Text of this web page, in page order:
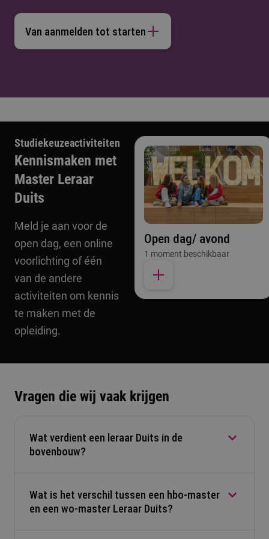
Van aanmelden tot starten
Studiekeuzeactiviteiten
Kennismaken met
Master Leraar
Duits
Meld je aan voor de
open dag, een online
voorlichting of één
van de andere
activiteiten om kennis
te maken met de
opleiding.
Open dag/ avond
1 moment beschikbaar
Vragen die wij vaak krijgen
Wat verdient een leraar Duits in de
bovenbouw?
Als je als eerstegraads bevoegd leraar Duits gaat
lesgeven in de bovenbouw van havo/vwo op de
Wat is het verschil tussen een hbo-master
en een wo-master Leraar Duits?